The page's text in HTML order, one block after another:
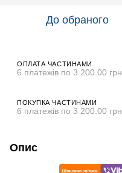
До обраного
ОПЛАТА ЧАСТИНАМИ
6 платежів по 3 200.00 грн
ПОКУПКА ЧАСТИНАМИ
6 платежів по 3 200.00 грн
Опис